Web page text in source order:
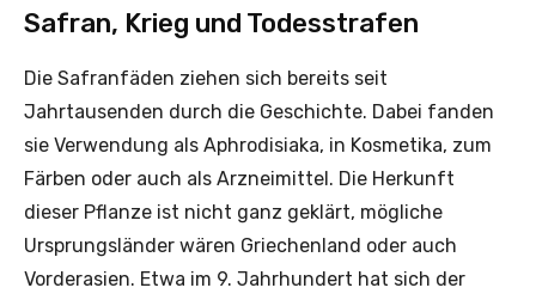
Safran, Krieg und Todesstrafen
Die Safranfäden ziehen sich bereits seit
Jahrtausenden durch die Geschichte. Dabei fanden
sie Verwendung als Aphrodisiaka, in Kosmetika, zum
Färben oder auch als Arzneimittel. Die Herkunft
dieser Pflanze ist nicht ganz geklärt, mögliche
Ursprungsländer wären Griechenland oder auch
Vorderasien. Etwa im 9. Jahrhundert hat sich der